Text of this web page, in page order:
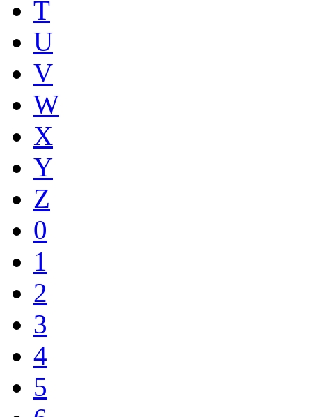
T
U
V
W
X
Y
Z
0
1
2
3
4
5